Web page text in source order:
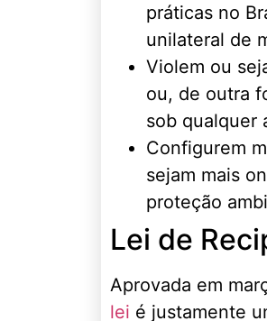
práticas no
unilateral de
Violem ou
ou, de outra
sob qualquer
Configurem
sejam mais
proteção
Lei de
Aprovada em
lei é justamente